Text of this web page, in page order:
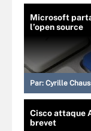
Microsoft
l’open source
Par: Cyrille
Cisco attaque
brevet